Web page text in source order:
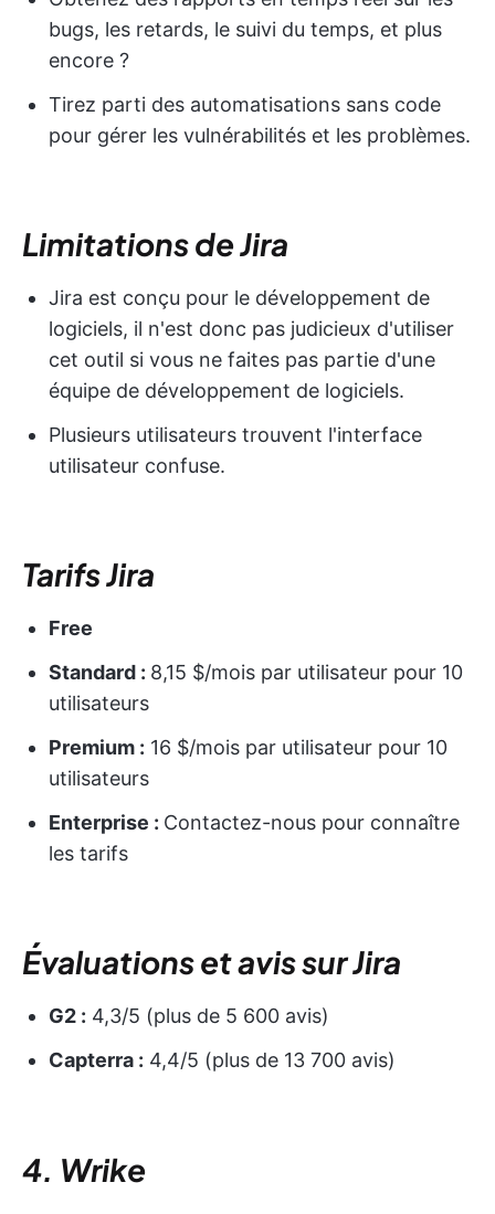
bugs, les retards, le suivi du temps, et plus
encore ?
Tirez parti des automatisations sans code
pour gérer les vulnérabilités et les problèmes.
Limitations de Jira
Jira est conçu pour le développement de
logiciels, il n'est donc pas judicieux d'utiliser
cet outil si vous ne faites pas partie d'une
équipe de développement de logiciels.
Plusieurs utilisateurs trouvent l'interface
utilisateur confuse.
Tarifs Jira
Free
Standard : 8,15 $/mois par utilisateur pour 10
utilisateurs
Premium : 16 $/mois par utilisateur pour 10
utilisateurs
Enterprise : Contactez-nous pour connaître
les tarifs
Évaluations et avis sur Jira
G2 : 4,3/5 (plus de 5 600 avis)
Capterra : 4,4/5 (plus de 13 700 avis)
4. Wrike